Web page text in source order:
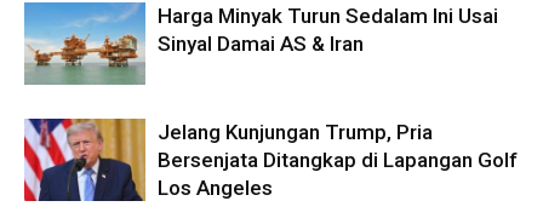
Harga Minyak Turun Sedalam Ini Usai
Sinyal Damai AS & Iran
Jelang Kunjungan Trump, Pria
Bersenjata Ditangkap di Lapangan Golf
Los Angeles